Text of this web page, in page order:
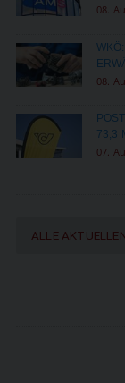
08.
08.
73,3
07.
ALLE